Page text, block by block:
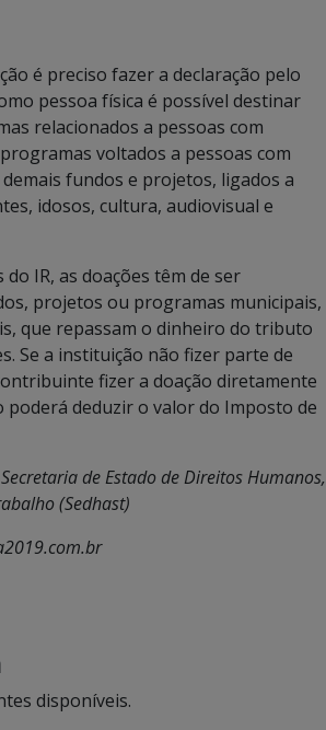
é preciso fazer a declaração pelo
pessoa física é possível destinar
relacionados a pessoas com
voltados a pessoas com
fundos e projetos, ligados a
idosos, cultura, audiovisual e
IR, as doações têm de ser
projetos ou programas municipais,
que repassam o dinheiro do tributo
Se a instituição não fizer parte de
fizer a doação diretamente
poderá deduzir o valor do Imposto de
de Estado de Direitos Humanos,
(Sedhast)
disponíveis.